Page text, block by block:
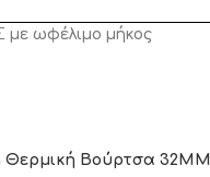
με ωφέλιμο μήκος
Θερμική Βούρτσα 32MM